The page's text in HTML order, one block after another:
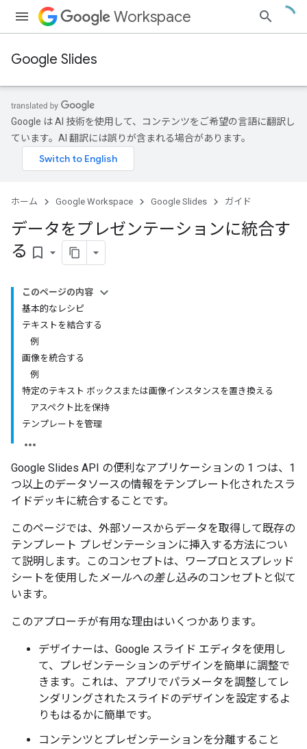
Workspace
Google Slides
Google は AI 技術を使用して、コンテンツをご希望の言語に翻訳し
ています。AI 翻訳には誤りが含まれる場合があります。
ホーム Google Workspace Google Slides ガイド
データをプレゼンテーションに統合す
る bookmark_border
このページの内容
基本的なレシピ
テキストを結合する
例
画像を統合する
例
特定のテキスト ボックスまたは画像インスタンスを置き換える
アスペクト比を保持
テンプレートを管理
Google Slides API の便利なアプリケーションの 1 つは、1
つ以上のデータソースの情報をテンプレート化されたスラ
イドデッキに統合することです。
このページでは、外部ソースからデータを取得して既存の
テンプレート プレゼンテーションに挿入する方法につい
て説明します。このコンセプトは、ワープロとスプレッド
シートを使用したメールへの差し込みのコンセプトと似て
います。
このアプローチが有用な理由はいくつかあります。
デザイナーは、Google スライド エディタを使用し
て、プレゼンテーションのデザインを簡単に調整で
きます。これは、アプリでパラメータを調整してレ
ンダリングされたスライドのデザインを設定するよ
りもはるかに簡単です。
コンテンツとプレゼンテーションを分離すること